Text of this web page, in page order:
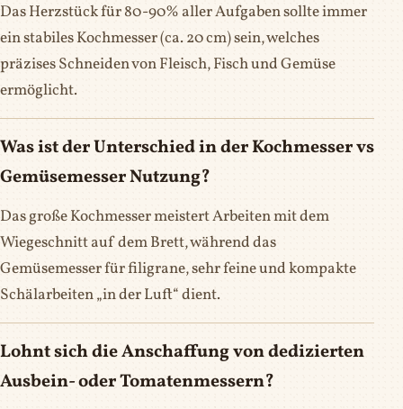
Das Herzstück für 80-90% aller Aufgaben sollte immer
ein stabiles Kochmesser (ca. 20 cm) sein, welches
präzises Schneiden von Fleisch, Fisch und Gemüse
ermöglicht.
Was ist der Unterschied in der Kochmesser vs
Gemüsemesser Nutzung?
Das große Kochmesser meistert Arbeiten mit dem
Wiegeschnitt auf dem Brett, während das
Gemüsemesser für filigrane, sehr feine und kompakte
Schälarbeiten „in der Luft“ dient.
Lohnt sich die Anschaffung von dedizierten
Ausbein- oder Tomatenmessern?